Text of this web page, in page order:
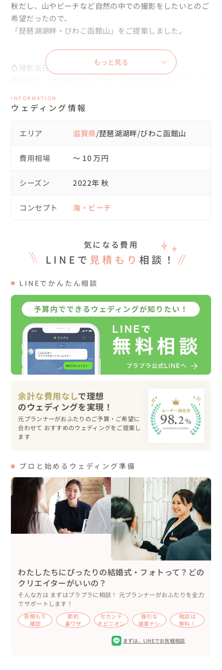
秋だし、山やビーチなど自然の中での撮影をしたいとのご
希望だったので、
「琵琶湖湖畔・びわこ函館山」をご提案しました。
💍撮影当日
そこで、これからウェディングのロケーション撮影をする
何があるの？と、まだうまく理解されていない新郎様は、
新郎様には先に着替えてもらい(新婦様が事前に準備された
服)、湖畔で待機していただきました。
そして、ドレスアップされた新婦様とファーストミート👰
くさそうにされていました。
ここから撮影のスタートです📸
はじめは、サプライズに緊張されていた新郎様でしたが、
撮影とともに緊張もとけ、和気あいあいと楽しく撮影させ
ていただきました。
💍当日の流れ
11:00 京都駅集合
13:00 琵琶湖湖畔で撮影
15:00 びわこ函館山で撮影
18:00 終了
💍ヘアメイク・衣裳など
全てご自身でご準備されました。
新婦様は、集合前にヘアメイクをされた上で、現地集合し
💍こんな人におすすめ
・サプライズで撮影をプレゼントしたい方！
・撮影場所などもイメージが定まらず、相談しながら決め
たい方！
・なんとなくロケーション撮影してみたいけど、全くイメ
もっと見る
INFORMATION
ウェディング情報
エリア 滋賀県/琵琶湖湖畔/びわこ函館山
費用相場 〜 10 万円
シーズン 2022年 秋
コンセプト 海・ビーチ
気になる費用
LINEで 見積もり 相談！
LINEでかんたん相談
余計な費用なしで理想
元プランナーがおふたりのご予算・ご希望に
合わせて おすすめのウェディングをご提案し
ます
プロと始めるウェディング準備
わたしたちにぴったりの結婚式・フォトって？どの
クリエイターがいいの？
そんな方は まずはブラプラに相談！ 元プランナーがおふたりを全力
でサポートします！
見積もり
確認
節約
裏ワザ
セカンド
オピニオン
強引な
接客ナシ
相談は
無料！
まずは、 LINEでお気軽相談